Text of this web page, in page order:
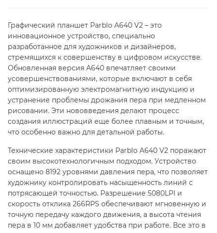
Графический планшет Parblo A640 V2 – это
инновационное устройство, специально
разработанное для художников и дизайнеров,
стремящихся к совершенству в цифровом искусстве.
Обновленная версия A640 впечатляет своими
усовершенствованиями, которые включают в себя
оптимизированную электромагнитную индукцию и
устранение проблемы дрожания пера при медленном
рисовании. Эти нововведения делают процесс
создания иллюстраций еще более плавным и точным,
что особенно важно для детальной работы.
Технические характеристики Parblo A640 V2 поражают
своим высокотехнологичным подходом. Устройство
оснащено 8192 уровнями давления пера, что позволяет
художнику контролировать насыщенность линий с
потрясающей точностью. Разрешение 5080LPI и
скорость отклика 266RPS обеспечивают мгновенную и
точную передачу каждого движения, а высота чтения
пера в 10 мм добавляет удобства при работе. Все это в